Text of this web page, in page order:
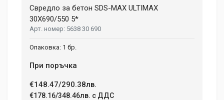
Свредло за бетон SDS-MAX ULTIMAX
30X690/550 5*
5638 30 690
1 бр.
При поръчка
€148.47/290.38лв.
€178.16/348.46лв. с ДДС